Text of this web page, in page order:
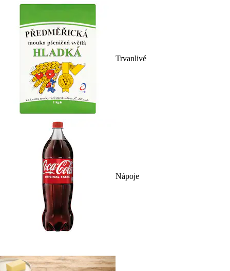
Trvanlivé
Nápoje